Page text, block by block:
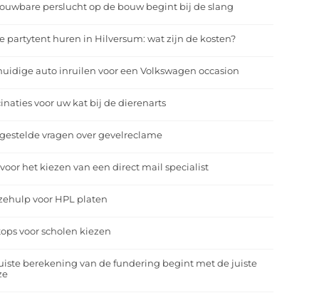
perslucht op de bouw begint bij de slang
partytent huren in Hilversum: wat zijn de kosten?
auto inruilen voor een Volkswagen occasion
voor uw kat bij de dierenarts
vragen over gevelreclame
voor het kiezen van een direct mail specialist
voor HPL platen
voor scholen kiezen
berekening van de fundering begint met de juiste